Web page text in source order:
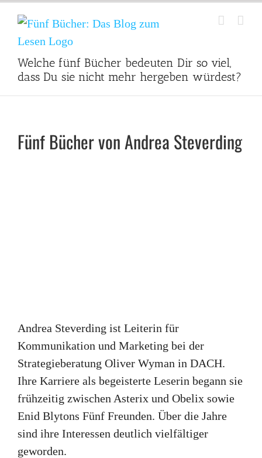
Inhalt
springen
Welche fünf Bücher bedeuten Dir so viel,
dass Du sie nicht mehr hergeben würdest?
Fünf Bücher von Andrea Steverding
Andrea Steverding ist Leiterin für
Kommunikation und Marketing bei der
Strategieberatung Oliver Wyman in DACH.
Ihre Karriere als begeisterte Leserin begann sie
frühzeitig zwischen Asterix und Obelix sowie
Enid Blytons Fünf Freunden. Über die Jahre
sind ihre Interessen deutlich vielfältiger
geworden.